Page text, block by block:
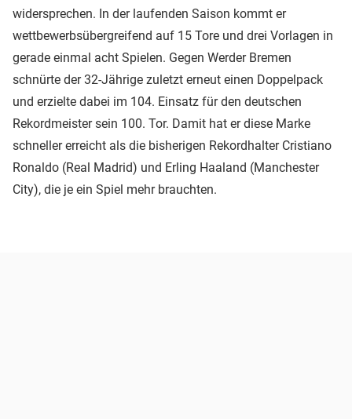
widersprechen. In der laufenden Saison kommt er
wettbewerbsübergreifend auf 15 Tore und drei Vorlagen in
gerade einmal acht Spielen. Gegen Werder Bremen
schnürte der 32-Jährige zuletzt erneut einen Doppelpack
und erzielte dabei im 104. Einsatz für den deutschen
Rekordmeister sein 100. Tor. Damit hat er diese Marke
schneller erreicht als die bisherigen Rekordhalter Cristiano
Ronaldo (Real Madrid) und Erling Haaland (Manchester
City), die je ein Spiel mehr brauchten.